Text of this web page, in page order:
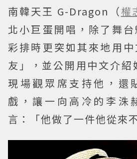
南韓天王 G-Dragon（權
北小巨蛋開唱，除了舞
彩排時更突如其來地用
友」，並公開用中文介紹
現場觀眾席支持他，還
戲，讓一向高冷的李洙
言：「他做了一件他從來